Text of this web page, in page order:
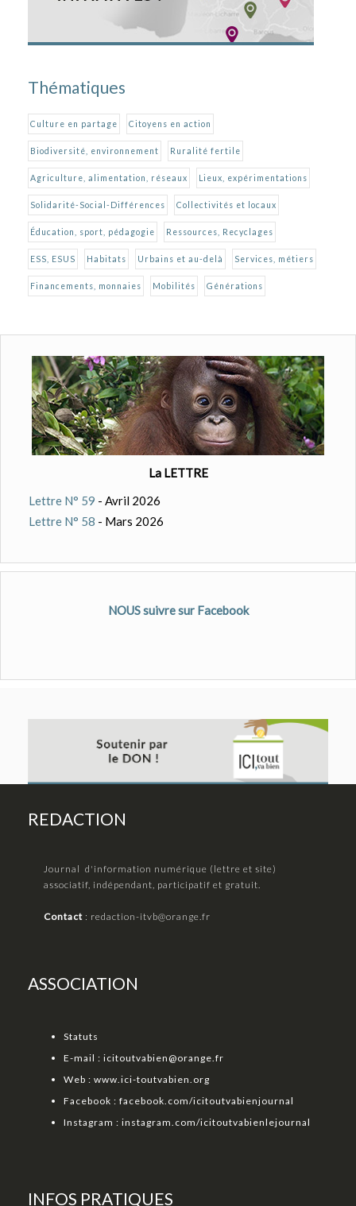
Thématiques
Culture en partage Citoyens en action
Biodiversité, environnement Ruralité fertile
Agriculture, alimentation, réseaux Lieux, expérimentations
Solidarité-Social-Différences Collectivités et locaux
Éducation, sport, pédagogie Ressources, Recyclages
ESS, ESUS Habitats Urbains et au-delà Services, métiers
Financements, monnaies Mobilités Générations
La LETTRE
Lettre N° 59 - Avril 2026
Lettre N° 58 - Mars 2026
NOUS suivre sur Facebook
REDACTION
Journal d'information numérique (lettre et site)
associatif, indépendant, participatif et gratuit.
Contact : redaction-itvb@orange.fr
ASSOCIATION
Statuts
E-mail : icitoutvabien@orange.fr
Web : www.ici-toutvabien.org
Facebook : facebook.com/icitoutvabienjournal
Instagram : instagram.com/icitoutvabienlejournal
INFOS PRATIQUES